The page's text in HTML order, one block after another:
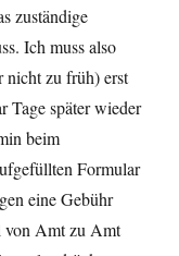
zuständige
Ich muss also
nicht zu früh) erst
Tage später wieder
beim
Formular
eine Gebühr
von Amt zu Amt